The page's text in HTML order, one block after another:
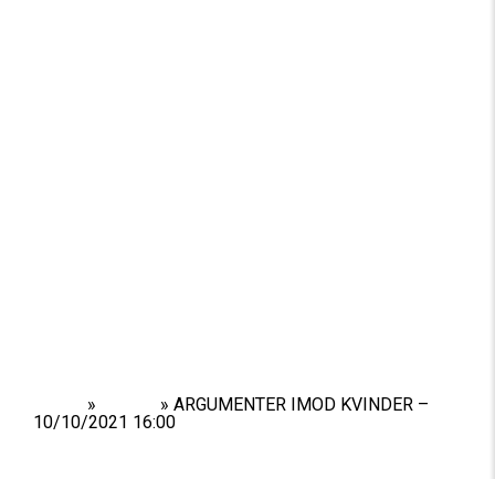
» » ARGUMENTER IMOD KVINDER –
10/10/2021 16:00